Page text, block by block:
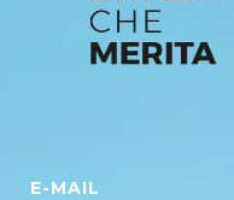
E-MAIL